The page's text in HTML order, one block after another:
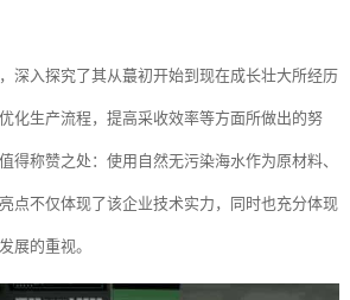
深入探究了其从蕞初开始到现在成长壮大所经历
化生产流程，提高采收效率等方面所做出的努
得称赞之处：使用自然无污染海水作为原材料、
点不仅体现了该企业技术实力，同时也充分体现
展的重视。